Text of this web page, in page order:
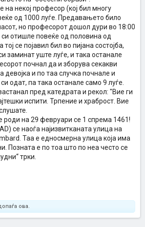
некој професор (кој бил многу
од 1000 луѓе. Предавањето било
но професорот дошол дури во 18:00
отишле повеќе од половина од
се појавил бил во пијана состојба,
заминат уште луѓе, и така останале
почнал да и зборува секакви
девојка и по таа случка почнале и
одат, па така останале само 9 луѓе.
пред катедрата и рекол: "Вие ги
испити. Трпение и храброст. Вие
роди на 29 февруари се 1 спрема 1461!
се наоѓа најизвитканата улица на
Таа е едносмерна улица која има
Позната е по тоа што по неа често се
трки.
ова.